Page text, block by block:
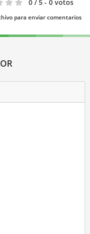
0 / 5 - 0 votos
para enviar comentarios